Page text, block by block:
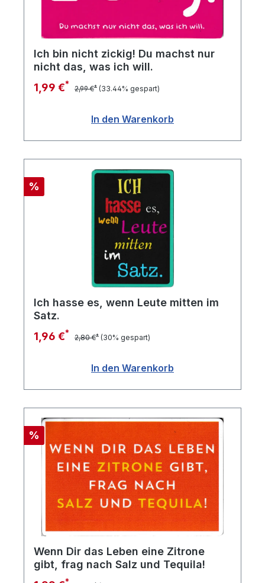
Ich bin nicht zickig! Du machst nur
nicht das, was ich will.
1,99 €* 2,99 €* (33.44% gespart)
In den Warenkorb
Rabatt
%
Ich hasse es, wenn Leute mitten im
Satz.
1,96 €* 2,80 €* (30% gespart)
In den Warenkorb
Rabatt
%
Wenn Dir das Leben eine Zitrone
gibt, frag nach Salz und Tequila!